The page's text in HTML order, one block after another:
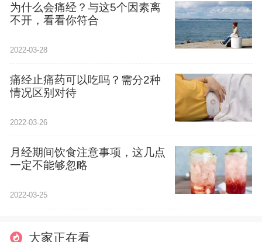
为什么会痛经？与这5个因素离
不开，看看你符合
2022-03-28
痛经止痛药可以吃吗？需分2种
情况区别对待
2022-03-26
月经期间饮食注意事项，这几点
一定不能够忽略
2022-03-25
大家正在看